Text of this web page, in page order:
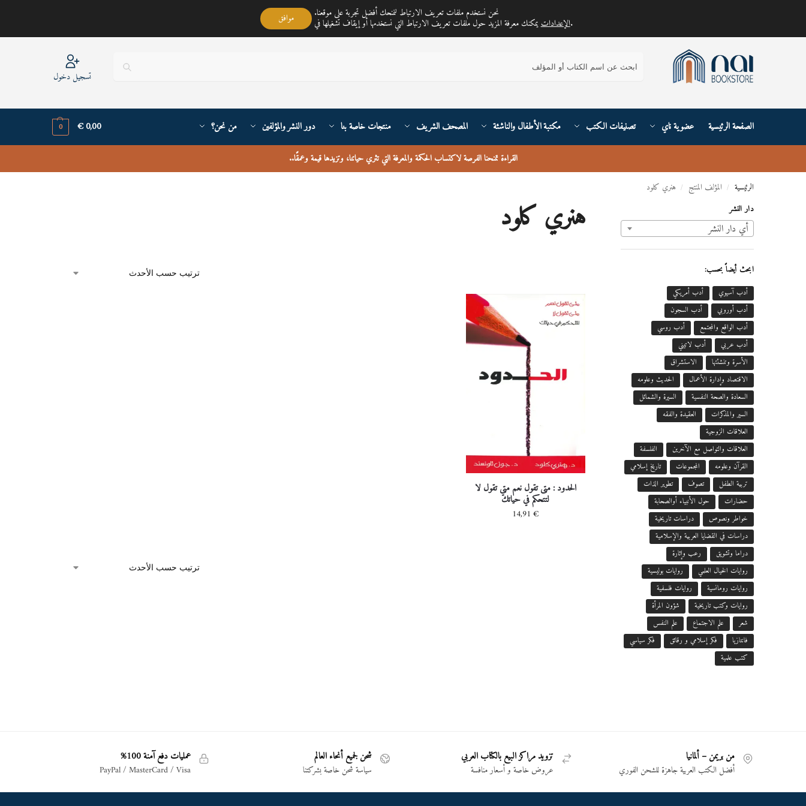
مكتبة ناي متجر لمبيع الكتب العربية تغطي خدمته جميع أنحاء القارة الأوربية والعالم
تسجيل دخول
الصفحة الرئيسية عضوية ناي تصنيفات الكتب مكتبة الأطفال والناشئة المصحف الشريف منتجات خاصة بنا دور النشر والمؤلفين من نحن؟ 0,00
€
0
القراءة تمنحنا الفرصة لاكتساب الحكمة والمعرفة التي تثري حياتنا، وتزيدها قيمة وعمقًا..
الرئيسية / المؤلف المنتج / هنري كلود
هنري كلود
الحدود : متى تقول نعم متي تقول لا
لتتحكم في حياتك
14,91 €
دار النشر
أي ‏دار النشر
ابحث أيضاً بحسب:
أدب آسيوي
أدب أمريكي
أدب أوروبي
أدب السجون
أدب الواقع والمجتمع
أدب روسي
أدب عربي
أدب لاتيني
الأسرة وتنشئتها
الاستشراق
الاقتصاد وإدارة الأعمال
الحديث وعلومه
السعادة والصحة النفسية
السيرة والشمائل
السير والمذكرات
العقيدة والفقه
العلاقات الزوجية
العلاقات والتواصل مع الآخرين
الفلسفة
القرآن وعلومه
المجموعات
تاريخ إسلامي
تربية الطفل
تصوف
تطوير الذات
حضارات
حول الأنبياء أوالصحابة
خواطر ونصوص
دراسات تاريخية
دراسات في القضايا العربية والإسلامية
دراما وتشويق
رعب وإثارة
روايات الخيال العلمي
روايات بوليسية
روايات رومانسية
روايات فلسفية
روايات وكتب تاريخية
شؤون المرأة
شعر
علم الاجتماع
علم النفس
فانتازيا
فكر إسلامي و رقائق
فكر سياسي
كتب علمية
من بريمن – ألمانيا
أفضل الكتب العربية جاهزة للشحن الفوري
تزويد مراكز البيع بالكتاب العربي
عروض خاصة و أسعار منافسة
شحن لجميع أنحاء العالم
سياسة شحن خاصة بشركتنا
عمليات دفع آمنة 100%
PayPal / MasterCard / Visa
نحن نستخدم ملفات تعريف الارتباط لنمنحك أفضل تجربة على موقعنا.
يمكنك معرفة المزيد حول ملفات تعريف الارتباط التي نستخدمها أو إيقاف تشغيلها فيالإعدادات. موافق